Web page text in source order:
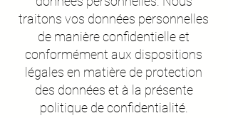
traitons vos données personnelles
de manière confidentielle et
conformément aux dispositions
légales en matière de protection
des données et à la présente
politique de confidentialité.